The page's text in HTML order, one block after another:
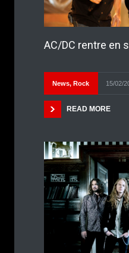
AC/DC rentre en
News, Rock 15/02/
READ MORE